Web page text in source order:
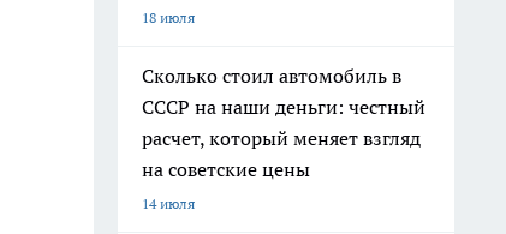
18 июля
Сколько стоил автомобиль в
СССР на наши деньги: честный
расчет, который меняет взгляд
на советские цены
14 июля